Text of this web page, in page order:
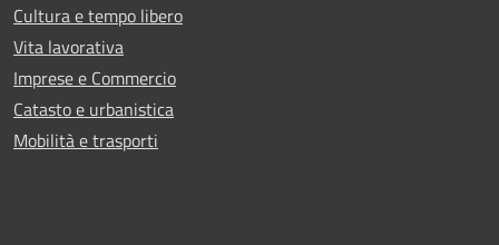
Cultura e tempo libero
Vita lavorativa
Imprese e Commercio
Catasto e urbanistica
Mobilità e trasporti